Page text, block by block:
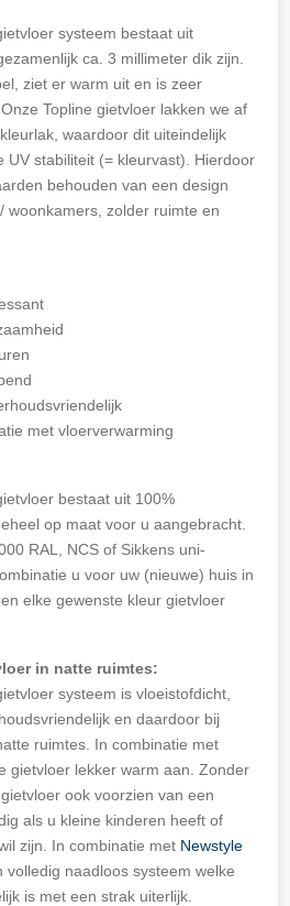
systeem bestaat uit
ca. 3 millimeter dik zijn.
ziet er warm uit en is zeer
Topline gietvloer lakken we af
waardoor dit uiteindelijk
UV stabiliteit (= kleurvast). Hierdoor
behouden van een design
woonkamers, zolder ruimte en
met vloerverwarming
bestaat uit 100%
op maat voor u aangebracht.
RAL, NCS of Sikkens uni-
u voor uw (nieuwe) huis in
elke gewenste kleur gietvloer
in natte ruimtes:
systeem is vloeistofdicht,
en daardoor bij
ruimtes. In combinatie met
gietvloer lekker warm aan. Zonder
ook voorzien van een
als u kleine kinderen heeft of
zijn. In combinatie met Newstyle
volledig naadloos systeem welke
is met een strak uiterlijk.